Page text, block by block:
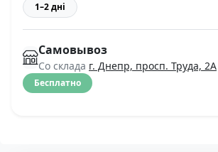
1–2 дні
Самовывоз
Со склада г. Днепр, просп. Труда, 2А
Бесплатно